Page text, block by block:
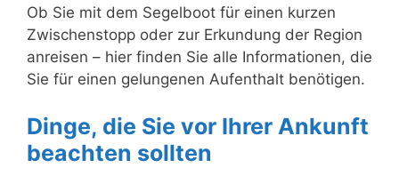
Ob Sie mit dem Segelboot für einen kurzen
Zwischenstopp oder zur Erkundung der Region
anreisen – hier finden Sie alle Informationen, die
Sie für einen gelungenen Aufenthalt benötigen.
Dinge, die Sie vor Ihrer Ankunft
beachten sollten